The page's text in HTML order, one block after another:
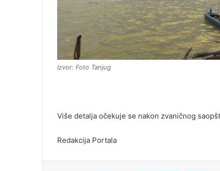
Izvor: Foto Tanjug
Više detalja očekuje se nakon zvaničnog
Redakcija Portala